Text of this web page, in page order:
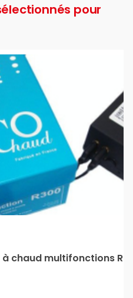
pour
chaud multifonctions